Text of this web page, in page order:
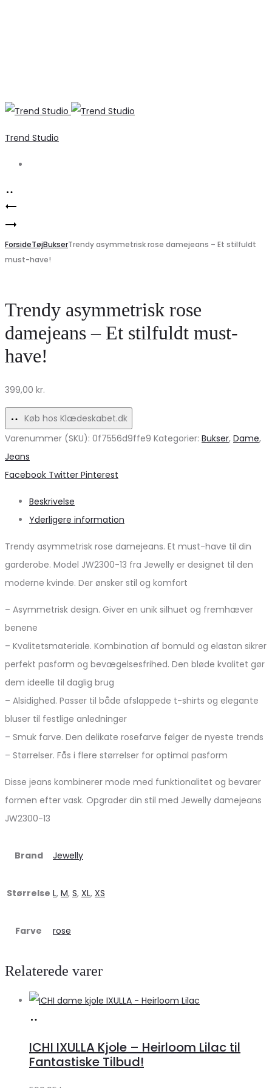
Trend Studio
Product
navigation
fra
Marta
Chateau
–
Perfekt
til
Liberté
dame
t-
ALMA
–
Night
ForsideTøjBukserTrendy asymmetrisk rose damejeans – Et stilfuldt
must-have!
Trendy asymmetrisk rose
damejeans – Et stilfuldt must-
have!
399,00 kr.
Køb hos Klædeskabet.dk
Varenummer (SKU): 0f7556d9ffe9 Kategorier: Bukser, Dame,
Jeans
Share
Facebook Twitter Pinterest
Beskrivelse
Yderligere information
Trendy asymmetrisk rose damejeans. Et must-have til din
garderobe. Model JW2300-13 fra Jewelly er designet til den
moderne kvinde. Der ønsker stil og komfort
– Asymmetrisk design. Giver en unik silhuet og fremhæver
benene
– Kvalitetsmateriale. Kombination af bomuld og elastan sikrer
perfekt pasform og bevægelsesfrihed. Den bløde kvalitet gør
dem ideelle til daglig brug
– Alsidighed. Passer til både afslappede t-shirts og elegante
bluser til festlige anledninger
– Smuk farve. Den delikate rosefarve følger de nyeste trends
– Størrelser. Fås i flere størrelser for optimal pasform
Disse jeans kombinerer mode med funktionalitet og bevarer
formen efter vask. Opgrader din stil med Jewelly damejeans
JW2300-13
Brand Jewelly
Størrelse L, M, S, XL, XS
Farve rose
Relaterede varer
Klædeskabet.dk
ICHI IXULLA Kjole – Heirloom Lilac til
Fantastiske Tilbud!